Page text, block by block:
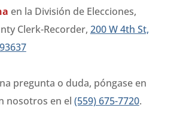
en la División de Elecciones,
Clerk-Recorder, 200 W 4th St,
pregunta o duda, póngase en
nosotros en el (559) 675-7720.